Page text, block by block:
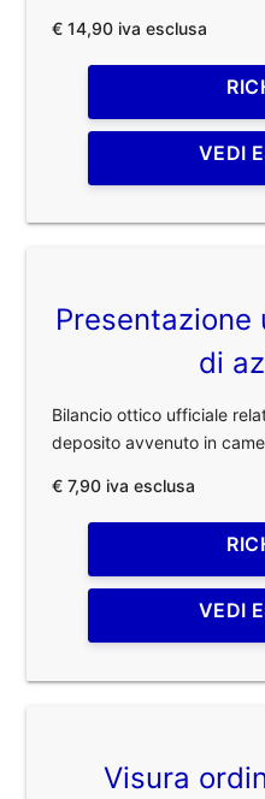
€ 14,90 iva esclusa
VEDI
di
Bilancio ottico ufficiale
deposito avvenuto in
€ 7,90 iva esclusa
VEDI
Visura